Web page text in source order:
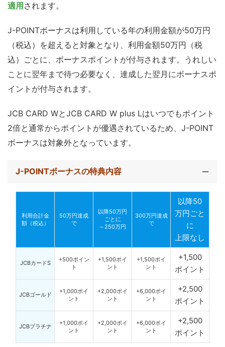
適用 されます。
J-POINTボーナスは利用している年の利用金額が50万円
（税込）を超えると対象となり、利用金額50万円（税
込）ごとに、ボーナスポイントが付与されます。うれしい
ことに翌年まで待つ必要なく、達成した翌月にボーナスポ
イントが付与されます。
JCB CARD WとJCB CARD W plus Lはいつでもポイント
2倍と通常からポイントが優遇されているため、J-POINT
ボーナスは対象外となっています。
J-POINTボーナスの特典内容
利用合計金
額（税込）
50万円達成
で
以降50万円
ごとに
～250万円
300万円達成
で
以降50
万円ごと
に
上限なし
JCBカードS
+500ポイン
ト
+1,500ポイ
ント
+1,500ポイ
ント
+1,500
ポイント
JCBゴールド
+1,000ポイ
ント
+2,000ポイ
ント
+6,000ポイ
ント
+2,500
ポイント
JCBプラチナ
+1,000ポイ
ント
+2,000ポイ
ント
+6,000ポイ
ント
+2,500
ポイント